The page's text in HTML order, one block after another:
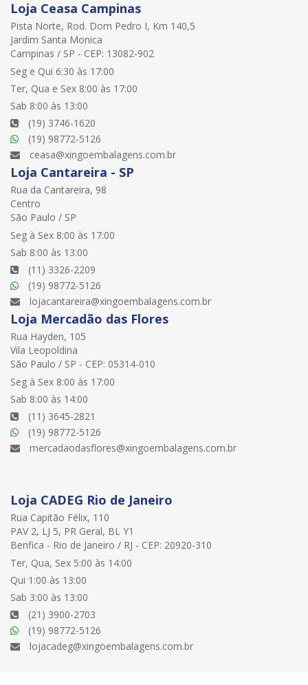
Loja Ceasa Campinas
Pista Norte, Rod. Dom Pedro I, Km 140,5
Jardim Santa Monica
Campinas / SP - CEP: 13082-902
Seg e Qui 6:30 às 17:00
Ter, Qua e Sex 8:00 às 17:00
Sab 8:00 às 13:00
(19) 3746-1620
(19) 98772-5126
ceasa@xingoembalagens.com.br
Loja Cantareira - SP
Rua da Cantareira, 98
Centro
São Paulo / SP
Seg à Sex 8:00 às 17:00
Sab 8:00 às 13:00
(11) 3326-2209
(19) 98772-5126
lojacantareira@xingoembalagens.com.br
Loja Mercadão das Flores
Rua Hayden, 105
Vila Leopoldina
São Paulo / SP - CEP: 05314-010
Seg à Sex 8:00 às 17:00
Sab 8:00 às 14:00
(11) 3645-2821
(19) 98772-5126
mercadaodasflores@xingoembalagens.com.br
Loja CADEG Rio de Janeiro
Rua Capitão Félix, 110
PAV 2, LJ 5, PR Geral, BL Y1
Benfica - Rio de Janeiro / RJ - CEP: 20920-310
Ter, Qua, Sex 5:00 às 14:00
Qui 1:00 às 13:00
Sab 3:00 às 13:00
(21) 3900-2703
(19) 98772-5126
lojacadeg@xingoembalagens.com.br